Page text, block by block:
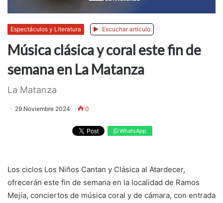
Espectáculos y Literatura Escuchar artículo
Música clásica y coral este fin de
semana en La Matanza
La Matanza
29 Noviembre 2024 0
WhatsApp
Los ciclos Los Niños Cantan y Clásica al Atardecer,
ofrecerán este fin de semana en la localidad de Ramos
Mejía, conciertos de música coral y de cámara, con entrada